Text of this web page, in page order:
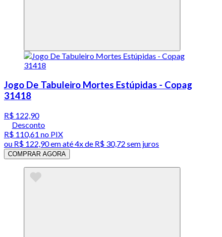
Jogo De Tabuleiro Mortes Estúpidas - Copag
31418
R$ 122,90
Desconto
R$ 110,61 no PIX
ou R$ 122,90em até4x de R$ 30,72 sem juros
COMPRAR AGORA